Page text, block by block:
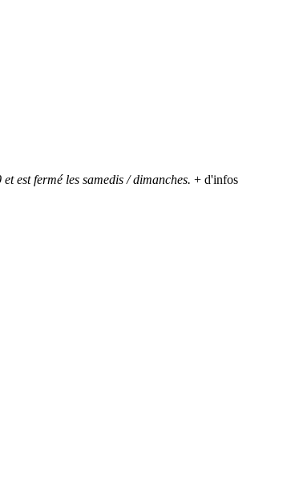
est fermé les samedis / dimanches. + d'infos